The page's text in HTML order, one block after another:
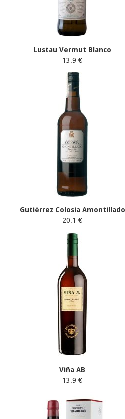
Lustau Vermut Blanco
13.9 €
Gutiérrez Colosía Amontillado
20.1 €
Viña AB
13.9 €